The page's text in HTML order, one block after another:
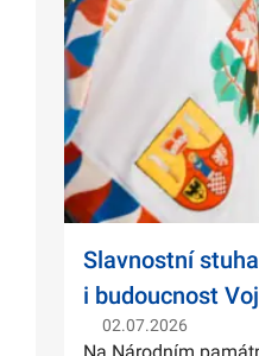
Slavnostní
i budoucnost
02.07.2026